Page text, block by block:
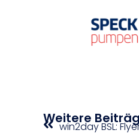
Weitere
win2day BSL: